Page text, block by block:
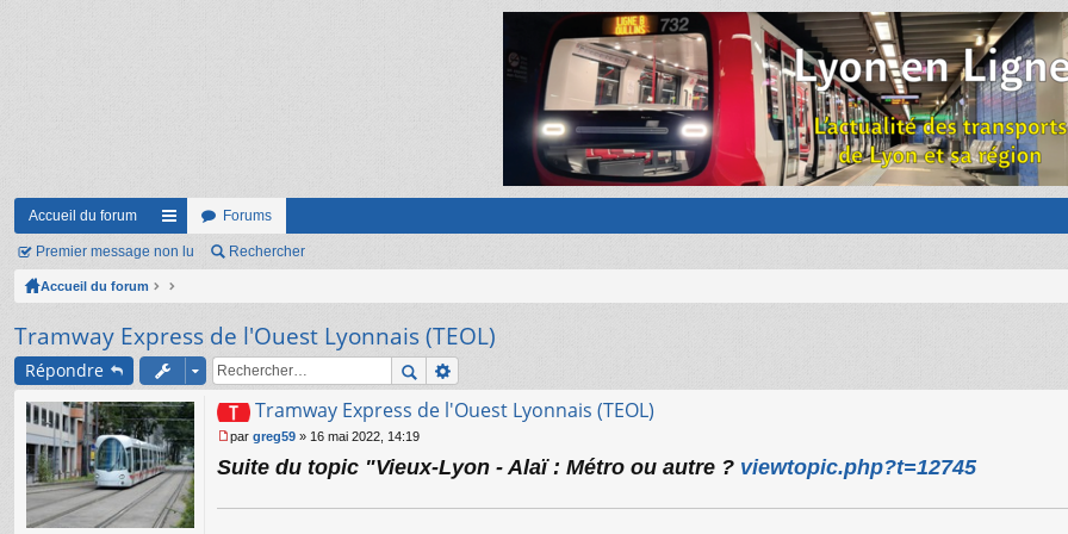
Accueil du forum
ac
co
ci
s
Forums
Premier message non lu Rechercher
Accueil du forum
Tramway Express de l'Ouest Lyonnais (TEOL)
Répondre
Tramway Express de l'Ouest Lyonnais (TEOL)
e
par greg59 » 16 mai 2022, 14:19
Suite du topic "Vieux-Lyon - Alaï : Métro ou autre ? viewtopic.php?t=12745